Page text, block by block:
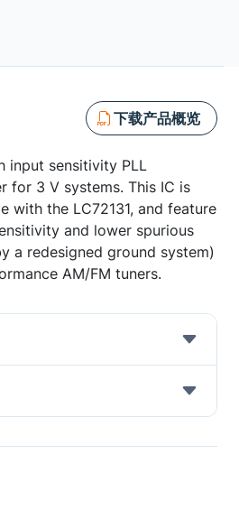
下载产品概览
input sensitivity PLL
for 3 V systems. This IC is
with the LC72131, and feature
and lower spurious
a redesigned ground system)
AM/FM tuners.